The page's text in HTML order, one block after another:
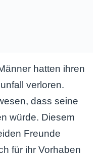
hatten ihren
verloren.
dass seine
würde. Diesem
Freunde
für ihr Vorhaben